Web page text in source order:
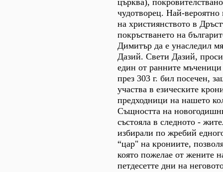
чудотворец. Най-
на християнството в
покръстването на
Димитър да е унаследил
Дазий. Свети Дазий,
един от ранните мъченици
през 303 г. бил посечен,
участва в езическите
предходници на нашето
Същността на
състояла в следното -
избирали по жребий
“цар" на крониите,
която пожелае от жените
петдесетте дни на